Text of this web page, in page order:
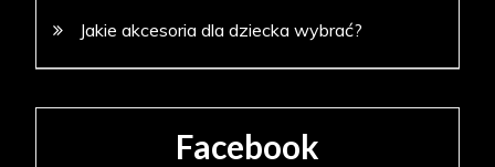
Jakie akcesoria dla dziecka wybrać?
Facebook